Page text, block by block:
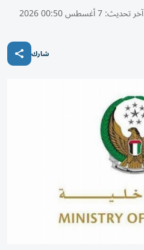
آخر تحديث:7 أغسطس 00:50 2026
شارك